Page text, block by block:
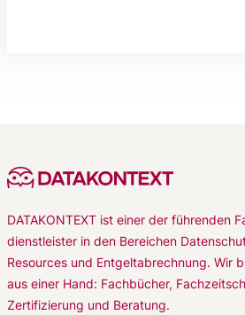
DATAKONTEXT ist einer der führenden
dienstleister in den Bereichen
Resources und Entgeltabrechnung. Wir
aus einer Hand: Fachbücher,
Zertifizierung und Beratung.